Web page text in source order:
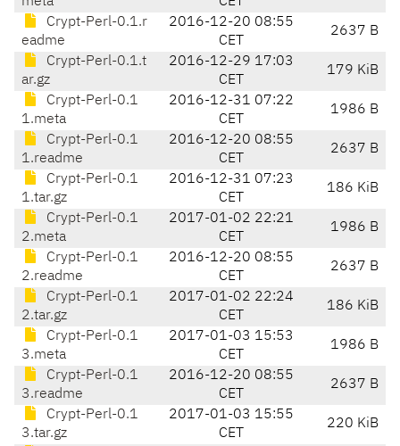
Crypt-Perl-0.1.r
eadme
2016-12-20 08:55
CET
2637 B
Crypt-Perl-0.1.t
ar.gz
2016-12-29 17:03
CET
179 KiB
Crypt-Perl-0.1
1.meta
2016-12-31 07:22
CET
1986 B
Crypt-Perl-0.1
1.readme
2016-12-20 08:55
CET
2637 B
Crypt-Perl-0.1
1.tar.gz
2016-12-31 07:23
CET
186 KiB
Crypt-Perl-0.1
2.meta
2017-01-02 22:21
CET
1986 B
Crypt-Perl-0.1
2.readme
2016-12-20 08:55
CET
2637 B
Crypt-Perl-0.1
2.tar.gz
2017-01-02 22:24
CET
186 KiB
Crypt-Perl-0.1
3.meta
2017-01-03 15:53
CET
1986 B
Crypt-Perl-0.1
3.readme
2016-12-20 08:55
CET
2637 B
Crypt-Perl-0.1
3.tar.gz
2017-01-03 15:55
CET
220 KiB